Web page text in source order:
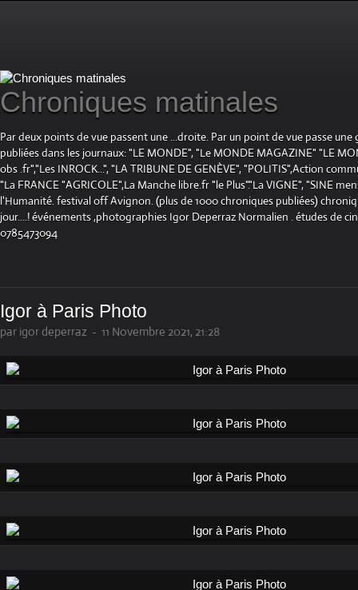
Chroniques matinales
Par deux points de vue passent une ...droite. Par un point de vue passe
publiées dans les journaux: "LE MONDE", "Le MONDE MAGAZINE" "LE
obs .fr","Les INROCK...", "LA TRIBUNE DE GENÈVE", "POLITIS",Action
"La FRANCE "AGRICOLE",La Manche libre.fr "le Plus"."La VIGNE", "SINE
l'Humanité. festival off Avignon. (plus de 1000 chroniques publiées)
jour....! événements ,photographies Igor Deperraz Normalien . études de
0785473094
Igor à Paris Photo
par igor deperraz - 11 Novembre 2021, 21:28